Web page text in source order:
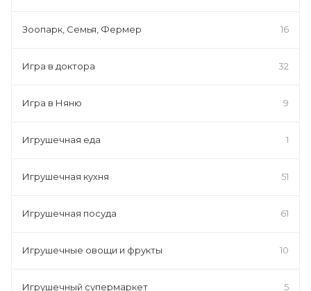
Зоопарк, Семья, Фермер 16
Игра в доктора 32
Игра в Няню 9
Игрушечная еда 1
Игрушечная кухня 51
Игрушечная посуда 61
Игрушечные овощи и фрукты 10
Игрушечный супермаркет 5